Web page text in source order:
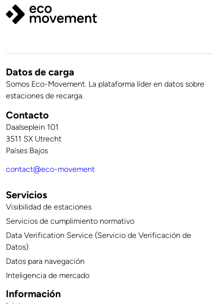
Contacto
Daalseplein 101
3511 SX Utrecht
Países Bajos
contact@eco-movement
Servicios
Visibilidad de estaciones
Servicios de cumplimiento normativo
Data Verification Service (Servicio de Verificación de
Datos)
Datos para navegación
Inteligencia de mercado
Información
Datos de carga
Somos Eco-Movement. La plataforma líder en datos sobre
estaciones de recarga.